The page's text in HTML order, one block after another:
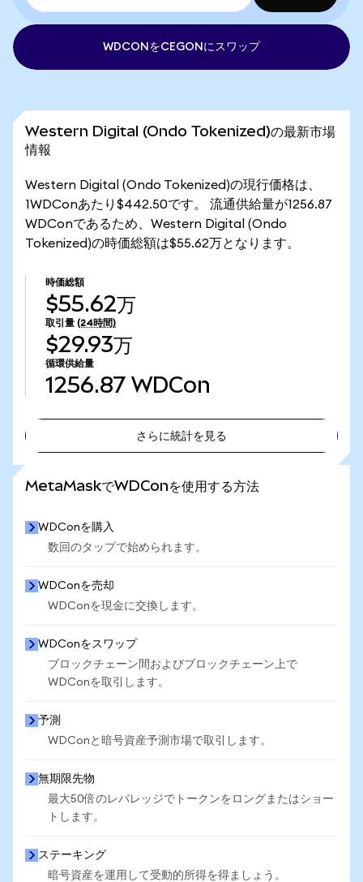
WDCONをCEGONにスワップ
Western Digital (Ondo Tokenized)の最新市場
情報
Western Digital (Ondo Tokenized)の現行価格は、
1WDConあたり$442.50です。 流通供給量が1256.87
WDConであるため、Western Digital (Ondo
Tokenized)の時価総額は$55.62万となります。
時価総額
$55.62万
取引量 (24時間)
$29.93万
循環供給量
1256.87 WDCon
さらに統計を見る
MetaMaskでWDConを使用する方法
WDConを購入
数回のタップで始められます。
WDConを売却
WDConを現金に交換します。
WDConをスワップ
ブロックチェーン間およびブロックチェーン上で
WDConを取引します。
予測
WDConと暗号資産予測市場で取引します。
無期限先物
最大50倍のレバレッジでトークンをロングまたはショー
トします。
ステーキング
暗号資産を運用して受動的所得を得ましょう。